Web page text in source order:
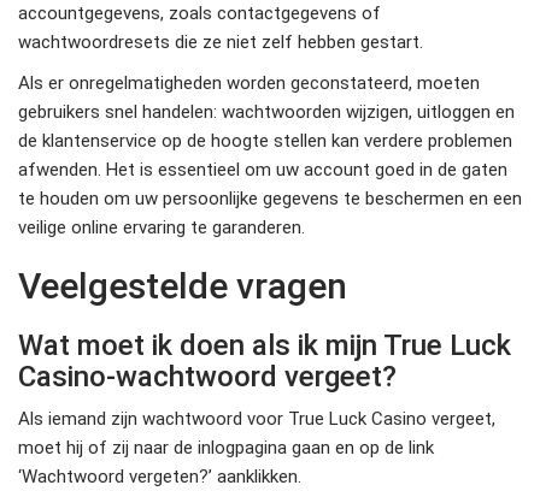
accountgegevens, zoals contactgegevens of
wachtwoordresets die ze niet zelf hebben gestart.
Als er onregelmatigheden worden geconstateerd, moeten
gebruikers snel handelen: wachtwoorden wijzigen, uitloggen en
de klantenservice op de hoogte stellen kan verdere problemen
afwenden. Het is essentieel om uw account goed in de gaten
te houden om uw persoonlijke gegevens te beschermen en een
veilige online ervaring te garanderen.
Veelgestelde vragen
Wat moet ik doen als ik mijn True Luck
Casino-wachtwoord vergeet?
Als iemand zijn wachtwoord voor True Luck Casino vergeet,
moet hij of zij naar de inlogpagina gaan en op de link
‘Wachtwoord vergeten?’ aanklikken.